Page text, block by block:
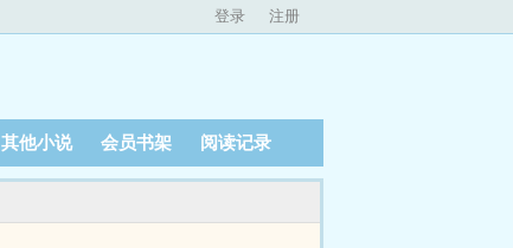
登录 注册
其他小说 会员书架 阅读记录